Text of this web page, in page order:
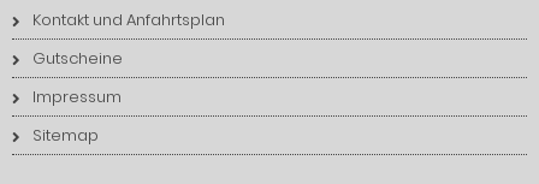
Kontakt und Anfahrtsplan
Gutscheine
Impressum
Sitemap